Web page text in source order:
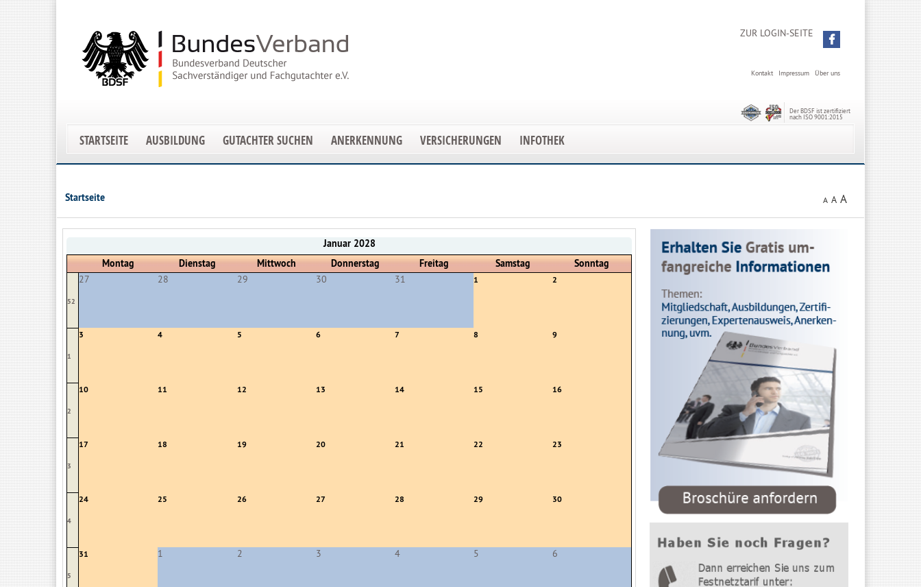
ZUR LOGIN-SEITE
Über uns
Impressum
Kontakt
Der BDSF ist zertifiziert
nach ISO 9001:2015
STARTSEITE AUSBILDUNG GUTACHTER SUCHEN ANERKENNUNG VERSICHERUNGEN INFOTHEK
Startseite A A A
Januar 2028
Montag
Dienstag Mittwoch Donnerstag Freitag Samstag Sonntag
52
27 28 29 30 31 1 2
1
3 4 5 6 7 8 9
2
10 11 12 13 14 15 16
3
17 18 19 20 21 22 23
4
24 25 26 27 28 29 30
5
31 1 2 3 4 5 6